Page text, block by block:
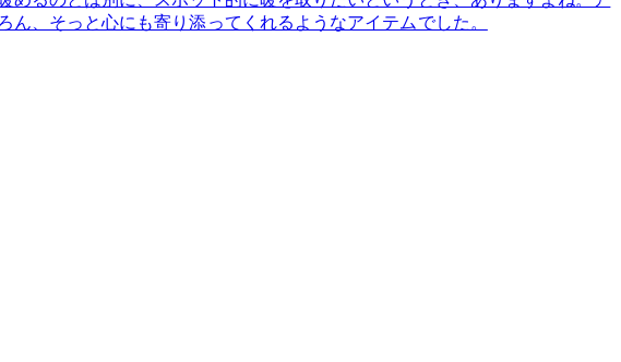
、そっと心にも寄り添ってくれるようなアイテムでした。